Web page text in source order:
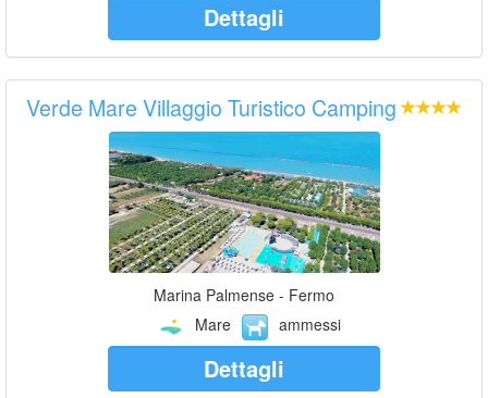
Dettagli
Verde Mare Villaggio Turistico Camping
Marina Palmense - Fermo
Mare
ammessi
Dettagli